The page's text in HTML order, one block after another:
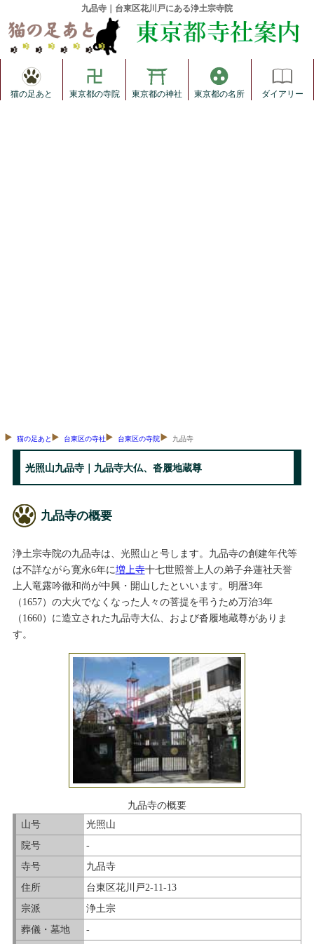
九品寺｜台東区花川戸にある浄土宗寺院
猫の足あと 東京都の寺院 東京都の神社 東京都の名所 ダイアリー
猫の足あと 台東区の寺社 台東区の寺院 九品寺
光照山九品寺｜九品寺大仏、沓履地蔵尊
九品寺の概要
浄土宗寺院の九品寺は、光照山と号します。九品寺の創建年代等
は不詳ながら寛永6年に増上寺十七世照誉上人の弟子弁蓮社天誉
上人竜露吟徹和尚が中興・開山したといいます。明暦3年
（1657）の大火でなくなった人々の菩提を弔うため万治3年
（1660）に造立された九品寺大仏、および沓履地蔵尊がありま
す。
九品寺の概要
山号
光照山
院号
-
寺号
九品寺
住所
台東区花川戸2-11-13
宗派
浄土宗
葬儀・墓地
-